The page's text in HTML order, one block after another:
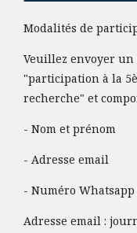
Modalités de
Veuillez envoyer un
"participation à la
recherche" et
- Nom et prénom
- Adresse email
- Numéro Whatsapp
Adresse email :